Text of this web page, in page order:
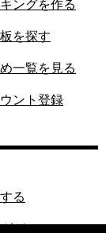
ングを作る
を探す
一覧を見る
ント登録
る
パーツ